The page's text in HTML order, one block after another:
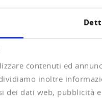
contenuti ed
inoltre
dei dati web, pubblicità
Incasso
una